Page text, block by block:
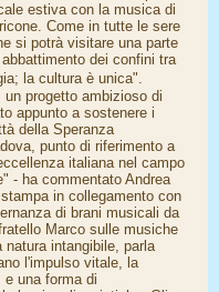
estiva con la musica di
Come in tutte le sere
si potrà visitare una parte
dei confini tra
la cultura è unica".
progetto ambizioso di
appunto a sostenere i
della Speranza
punto di riferimento a
italiana nel campo
- ha commentato Andrea
in collegamento con
di brani musicali da
Marco sulle musiche
intangibile, parla
l'impulso vitale, la
una forma di